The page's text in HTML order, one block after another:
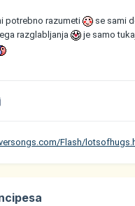
potrebno razumeti se sami
razglabljanja
je samo
Flash/